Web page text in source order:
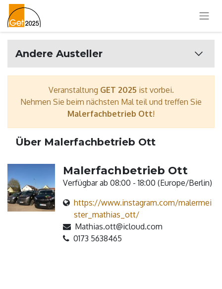
Andere Austeller
Veranstaltung GET 2025 ist vorbei.
Nehmen Sie beim nächsten Mal teil und treffen Sie
Malerfachbetrieb Ott!
Über Malerfachbetrieb Ott
Malerfachbetrieb Ott
Verfügbar ab 08:00 - 18:00 (Europe/Berlin)
https://www.instagram.com/malermei
ster_mathias_ott/
Mathias.ott@icloud.com
0173 5638465